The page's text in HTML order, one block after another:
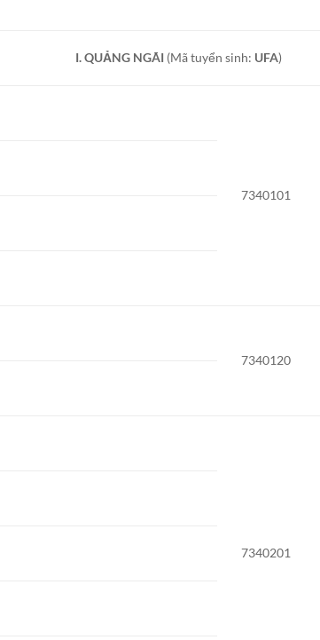
I. QUẢNG NGÃI (Mã tuyển sinh: UFA)
7340101
7340120
7340201